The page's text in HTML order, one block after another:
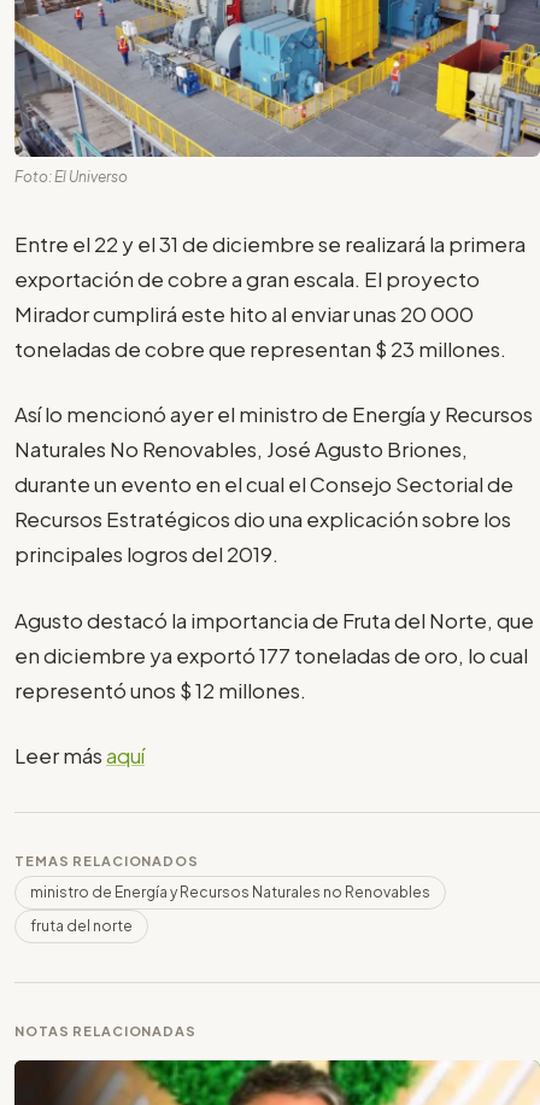
Foto: El Universo
Entre el 22 y el 31 de diciembre se realizará la primera
exportación de cobre a gran escala. El proyecto
Mirador cumplirá este hito al enviar unas 20 000
toneladas de cobre que representan $ 23 millones.
Así lo mencionó ayer el ministro de Energía y Recursos
Naturales No Renovables, José Agusto Briones,
durante un evento en el cual el Consejo Sectorial de
Recursos Estratégicos dio una explicación sobre los
principales logros del 2019.
Agusto destacó la importancia de Fruta del Norte, que
en diciembre ya exportó 177 toneladas de oro, lo cual
representó unos $ 12 millones.
Leer másaquí
TEMAS RELACIONADOS
ministro de Energía y Recursos Naturales no Renovables
fruta del norte
NOTAS RELACIONADAS